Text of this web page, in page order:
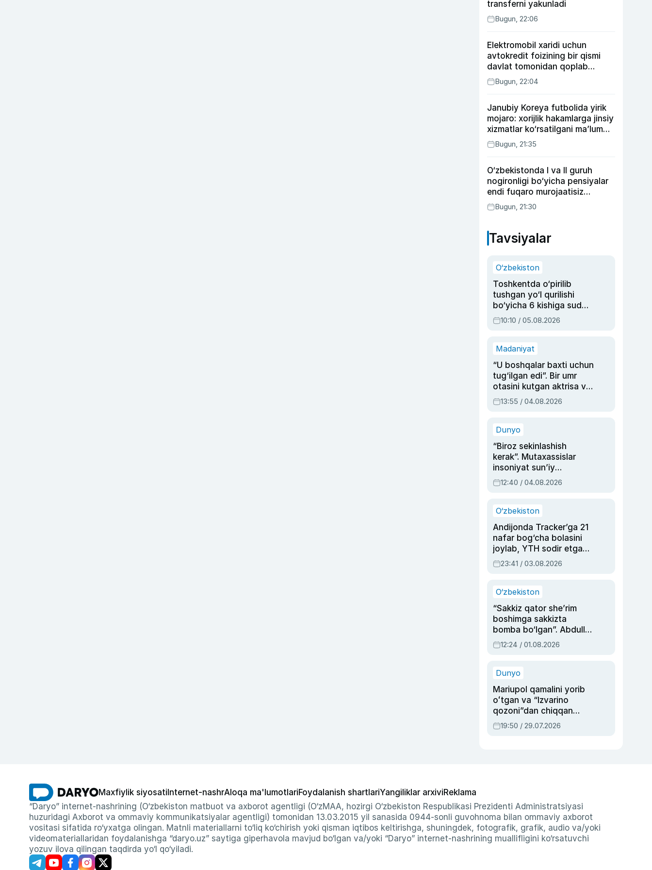
transferni yakunladi
Bugun, 22:06
Elektromobil xaridi uchun
avtokredit foizining bir qismi
davlat tomonidan qoplab
berilishi mumkin
Bugun, 22:04
Janubiy Koreya futbolida yirik
mojaro: xorijlik hakamlarga jinsiy
xizmatlar ko‘rsatilgani ma’lum
qilindi
Bugun, 21:35
O‘zbekistonda I va II guruh
nogironligi bo‘yicha pensiyalar
endi fuqaro murojaatisiz
tayinlanishi mumkin
Bugun, 21:30
Tavsiyalar
O‘zbekiston
Toshkentda o‘pirilib
tushgan yo‘l qurilishi
bo‘yicha 6 kishiga sud
hukmi o‘qildi
10:10 / 05.08.2026
Madaniyat
“U boshqalar baxti uchun
tug‘ilgan edi”. Bir umr
otasini kutgan aktrisa va
dublyaj ustasi Rimma
Ahmedovaning
13:55 / 04.08.2026
Dunyo
“Biroz sekinlashish
kerak”. Mutaxassislar
insoniyat sun’iy
intellektni boshqara
olmay qolishidan xavotir
12:40 / 04.08.2026
O‘zbekiston
Andijonda Tracker’ga 21
nafar bog‘cha bolasini
joylab, YTH sodir etgan
ayolga sud hukmi o‘qildi
23:41 / 03.08.2026
O‘zbekiston
“Sakkiz qator she’rim
boshimga sakkizta
bomba bo‘lgan”. Abdulla
Oripovni siyosiy
ayblovlardan asrab
12:24 / 01.08.2026
Dunyo
Mariupol qamalini yorib
oʻtgan va “Izvarino
qozoni”dan chiqqan
qahramon — Ukraina
armiyasi bosh
19:50 / 29.07.2026
Maxfiylik siyosati Internet-nashrAloqa ma'lumotlariFoydalanish shartlariYangiliklar arxiviReklama
“Daryo” internet-nashrining (O‘zbekiston matbuot va axborot agentligi (O‘zMAA, hozirgi O‘zbekiston Respublikasi Prezidenti Administratsiyasi
huzuridagi Axborot va ommaviy kommunikatsiyalar agentligi) tomonidan 13.03.2015 yil sanasida 0944-sonli guvohnoma bilan ommaviy axborot
vositasi sifatida ro‘yxatga olingan. Matnli materiallarni to‘liq ko‘chirish yoki qisman iqtibos keltirishga, shuningdek, fotografik, grafik, audio va/yoki
videomateriallaridan foydalanishga “daryo.uz” saytiga giperhavola mavjud bo‘lgan va/yoki “Daryo” internet-nashrining muallifligini ko‘rsatuvchi
yozuv ilova qilingan taqdirda yo‘l qo‘yiladi.